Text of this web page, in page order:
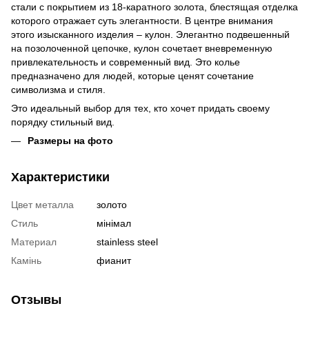
стали с покрытием из 18-каратного золота, блестящая отделка
которого отражает суть элегантности. В центре внимания
этого изысканного изделия – кулон. Элегантно подвешенный
на позолоченной цепочке, кулон сочетает вневременную
привлекательность и современный вид. Это колье
предназначено для людей, которые ценят сочетание
символизма и стиля.
Это идеальный выбор для тех, кто хочет придать своему
порядку стильный вид.
Размеры на фото
Характеристики
Цвет металла
золото
Стиль
мінімал
Материал
stainless steel
Камінь
фианит
Отзывы